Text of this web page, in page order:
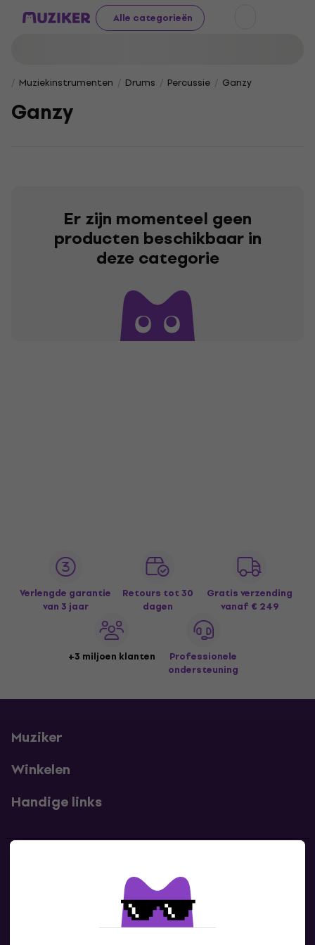
Alle categorieën
Muziekinstrumenten Drums Percussie Ganzy
Ganzy
Er zijn momenteel geen
producten beschikbaar in
deze categorie
Verlengde garantie
van 3 jaar
Retours tot 30
dagen
Gratis verzending
vanaf € 249
+3 miljoen klanten
Professionele
ondersteuning
Muziker
Winkelen
Handige links
Neem contact met ons op